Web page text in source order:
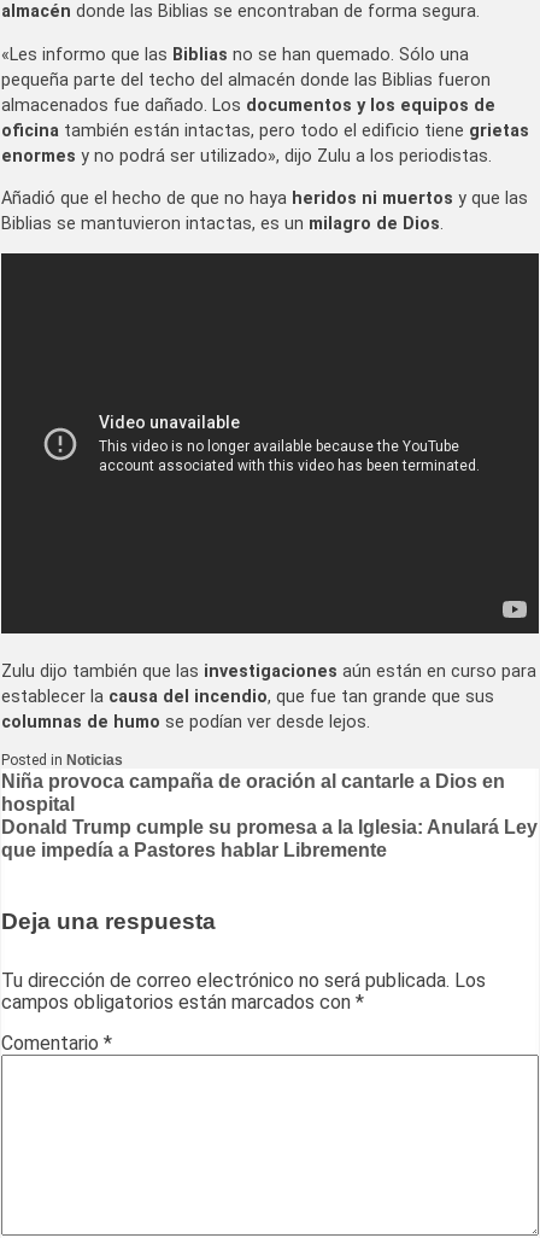
almacén donde las Biblias se encontraban de forma segura.
«Les informo que las Biblias no se han quemado. Sólo una
pequeña parte del techo del almacén donde las Biblias fueron
almacenados fue dañado. Los documentos y los equipos de
oficina también están intactas, pero todo el edificio tiene grietas
enormes y no podrá ser utilizado», dijo Zulu a los periodistas.
Añadió que el hecho de que no haya heridos ni muertos y que las
Biblias se mantuvieron intactas, es un milagro de Dios.
Zulu dijo también que las investigaciones aún están en curso para
establecer la causa del incendio, que fue tan grande que sus
columnas de humo se podían ver desde lejos.
Posted in Noticias
Navegación
de
entradas
Niña provoca campaña de oración al cantarle a Dios en
hospital
Donald Trump cumple su promesa a la Iglesia: Anulará Ley
que impedía a Pastores hablar Libremente
Deja una respuesta
Tu dirección de correo electrónico no será publicada. Los
campos obligatorios están marcados con *
Comentario *